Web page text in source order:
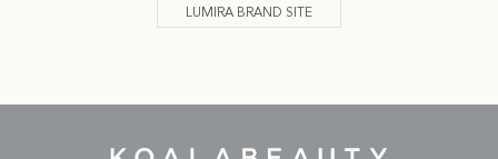
LUMIRA BRAND SITE